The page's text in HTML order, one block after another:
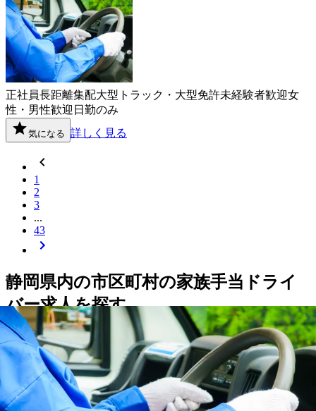
正社員長距離集配大型トラック・大型免許未経験者歓迎女
性・男性歓迎 日勤のみ
気になる 詳しく見る
1
2
3
...
43
静岡県内の市区町村の家族手当 ドライ
バー求人を探す
静岡市葵区 静岡市駿河区 静岡市清水区浜松市中央区浜松市浜
名区浜松市天竜区 沼津市熱海市三島市富士宮市伊東市島田市
富士市磐田市焼津市掛川市藤枝市御殿場市袋井市下田市
裾野
市湖西市伊豆市御前崎市菊川市伊豆の国市牧之原市 賀茂郡東
伊豆町
賀茂郡松崎町賀茂郡西伊豆町田方郡函南町駿東郡清水